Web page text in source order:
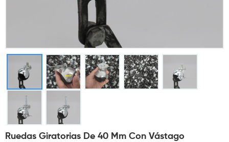
Ruedas Giratorias De 40 Mm Con Vástago